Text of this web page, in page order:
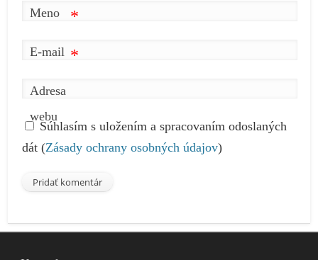
Meno *
E-mail *
Adresa
webu
Súhlasím s uložením a spracovaním odoslaných
dát (Zásady ochrany osobných údajov)